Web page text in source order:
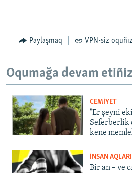
Paylaşmaq VPN-siz oquñız
Oqumağa devam etiñiz
CEMİYET
"Er şeyni
Seferberlik
kene
İNSAN AQLARI
Bir an – ve